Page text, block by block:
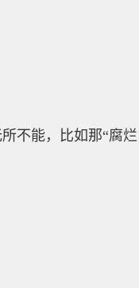
不能，比如那“腐烂